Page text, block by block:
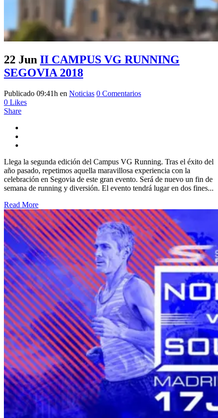
22 Jun II CAMPUS VG RUNNING
SEGOVIA 2018
Publicado 09:41h en Noticias 0 Comentarios
0 Likes
Share
Llega la segunda edición del Campus VG Running. Tras el éxito del
año pasado, repetimos aquella maravillosa experiencia con la
celebración en Segovia de este gran evento. Será de nuevo un fin de
semana de running y diversión. El evento tendrá lugar en dos fines...
Read More